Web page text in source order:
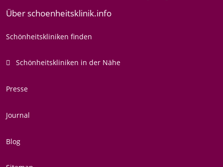
Über schoenheitsklinik.info
Schönheitskliniken finden
Schönheitskliniken in der Nähe
Presse
Journal
Blog